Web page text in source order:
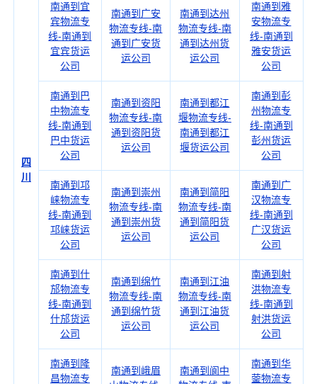
四
川
南通到宜
宾物流专
线-南通到
宜宾货运
公司
南通到广安
物流专线-南
通到广安货
运公司
南通到达州
物流专线-南
通到达州货
运公司
南通到雅
安物流专
线-南通到
雅安货运
公司
南通到巴
中物流专
线-南通到
巴中货运
公司
南通到资阳
物流专线-南
通到资阳货
运公司
南通到都江
堰物流专线-
南通到都江
堰货运公司
南通到彭
州物流专
线-南通到
彭州货运
公司
南通到邛
崃物流专
线-南通到
邛崃货运
公司
南通到崇州
物流专线-南
通到崇州货
运公司
南通到简阳
物流专线-南
通到简阳货
运公司
南通到广
汉物流专
线-南通到
广汉货运
公司
南通到什
邡物流专
线-南通到
什邡货运
公司
南通到绵竹
物流专线-南
通到绵竹货
运公司
南通到江油
物流专线-南
通到江油货
运公司
南通到射
洪物流专
线-南通到
射洪货运
公司
南通到隆
昌物流专
南通到峨眉
南通到阆中
南通到华
蓥物流专